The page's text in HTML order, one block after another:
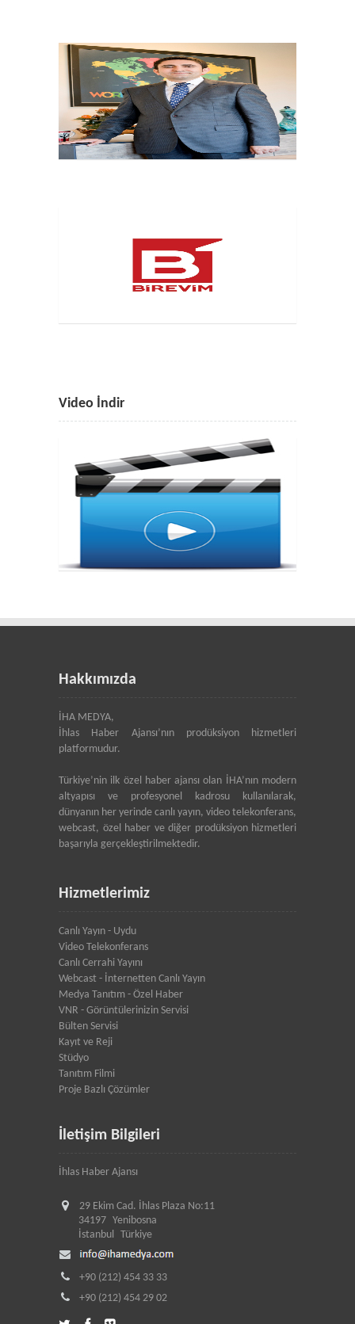
Video İndir
Hakkımızda
İHA MEDYA,
İhlas Haber Ajansı’nın prodüksiyon hizmetleri
platformudur.
Türkiye’nin ilk özel haber ajansı olan İHA’nın modern
altyapısı ve profesyonel kadrosu kullanılarak,
dünyanın her yerinde canlı yayın, video telekonferans,
webcast, özel haber ve diğer prodüksiyon hizmetleri
başarıyla gerçekleştirilmektedir.
Hizmetlerimiz
Canlı Yayın - Uydu
Video Telekonferans
Canlı Cerrahi Yayını
Webcast - İnternetten Canlı Yayın
Medya Tanıtım - Özel Haber
VNR - Görüntülerinizin Servisi
Bülten Servisi
Kayıt ve Reji
Stüdyo
Tanıtım Filmi
Proje Bazlı Çözümler
İletişim Bilgileri
İhlas Haber Ajansı
29 Ekim Cad. İhlas Plaza No:11
34197 Yenibosna
İstanbul Türkiye
+90 (212) 454 33 33
+90 (212) 454 29 02